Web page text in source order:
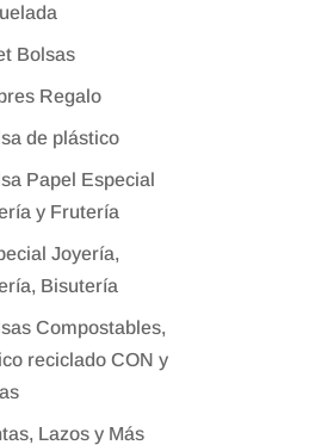
Bolsas
Regalo
de plástico
Papel Especial
y Frutería
Joyería,
Bisutería
Compostables,
reciclado CON y
Lazos y Más